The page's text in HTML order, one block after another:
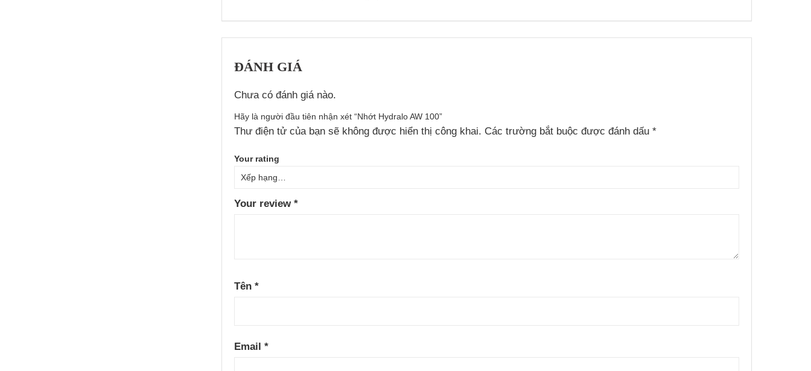
ĐÁNH GIÁ
Chưa có đánh giá nào.
Hãy là người đầu tiên nhận xét “Nhớt Hydralo AW 100”
Thư điện tử của bạn sẽ không được hiển thị công khai. Các trường bắt buộc được đánh dấu*
Your rating
Your review*
Tên*
Email*